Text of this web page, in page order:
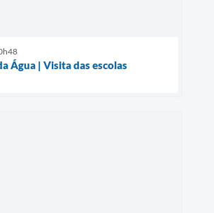
Água | Visita das escolas